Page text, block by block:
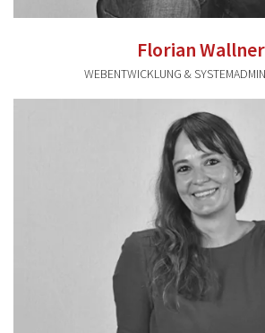
Florian Wallner
WEBENTWICKLUNG &
florian.wallner@valentum-
0941 / 591 896 55